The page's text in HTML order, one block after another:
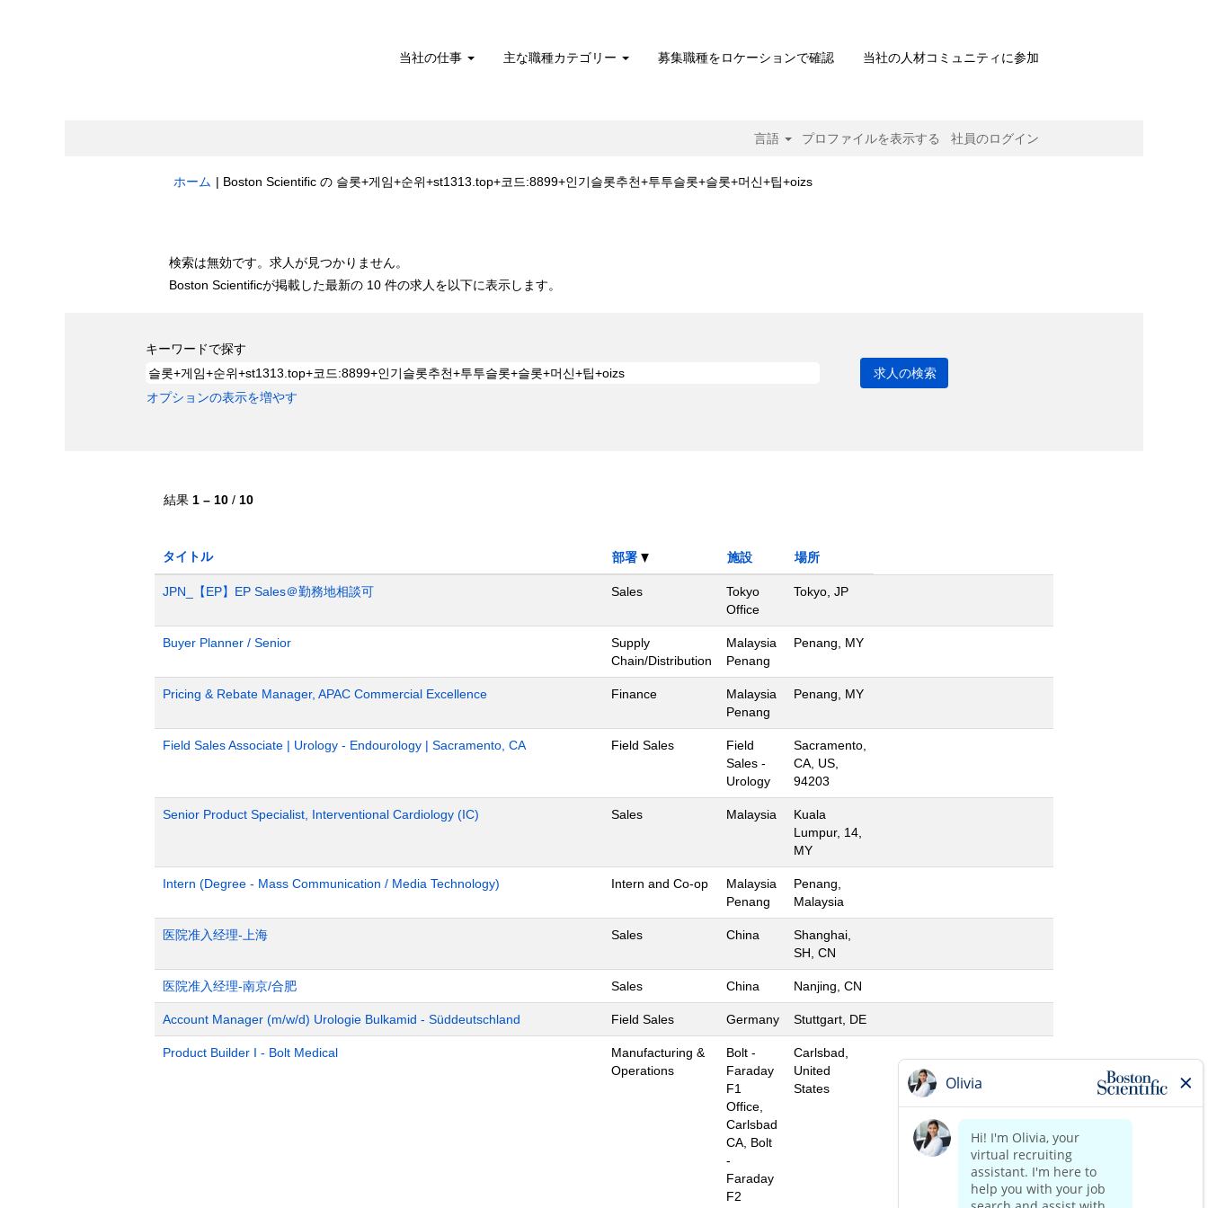
当社の仕事 主な職種カテゴリー 募集職種をロケーションで確認 当社の人材コミュニティに参加
言語 プロファイルを表示する 社員のログイン
ホーム | Boston Scientific の 슬롯+게임+순위+st1313.top+코드:8899+인기슬롯추천+투투슬롯+슬롯+머신+팁+oizs(現
検索は無効です。求人が見つかりません。
Boston Scientificが掲載した最新の 10 件の求人を以下に表示します。
キーワードで探す
オプションの表示を増やす
結果 1 – 10 / 10
タイトル 部署 施設 場所
JPN_【EP】EP Sales＠勤務地相談可 Sales
Tokyo
Office
Tokyo, JP
Buyer Planner / Senior
Supply
Chain/Distribution
Malaysia
Penang
Penang, MY
Pricing & Rebate Manager, APAC Commercial Excellence Finance
Malaysia
Penang
Penang, MY
Field Sales Associate | Urology - Endourology | Sacramento, CA Field Sales
Field
Sales -
Urology
Sacramento,
CA, US,
94203
Senior Product Specialist, Interventional Cardiology (IC) Sales Malaysia
Kuala
Lumpur, 14,
MY
Intern (Degree - Mass Communication / Media Technology) Intern and Co-op
Malaysia
Penang
Penang,
Malaysia
医院准入经理-上海 Sales China
Shanghai,
SH, CN
医院准入经理-南京/合肥 Sales China Nanjing, CN
Account Manager (m/w/d) Urologie Bulkamid - Süddeutschland Field Sales Germany Stuttgart, DE
Product Builder I - Bolt Medical
Manufacturing &
Operations
Bolt -
Faraday
F1
Office,
Carlsbad
CA, Bolt
-
Faraday
F2
Carlsbad,
United
States